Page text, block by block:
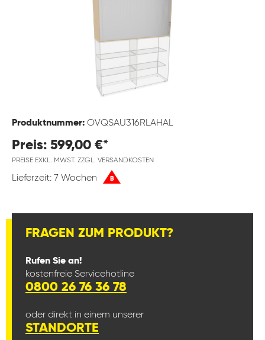
Produktnummer: OVQSAU316RLAHAL
Preis: 599,00 €*
PREISE EXKL. MWST. ZZGL. VERSANDKOSTEN
Lieferzeit: 7 Wochen B
FRAGEN ZUM PRODUKT?
Rufen Sie an!
kostenfreie Servicehotline
0800 26 76 36 78
oder direkt in einem unserer
STANDORTE